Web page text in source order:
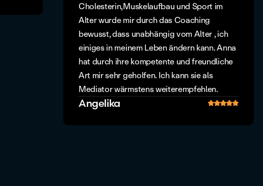
Cholesterin,Muskelaufbau und Sport im
Alter wurde mir durch das Coaching
bewusst, dass unabhängig vom Alter , ich
einiges in meinem Leben ändern kann. Anna
hat durch ihre kompetente und freundliche
Art mir sehr geholfen. Ich kann sie als
Mediator wärmstens weiterempfehlen.
Angelika